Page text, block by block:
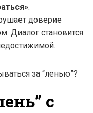
.
доверие
Диалог становится
за “ленью”?
с